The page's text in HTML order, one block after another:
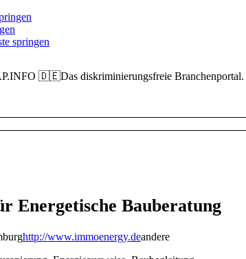
springen
🇩🇪Das diskriminierungsfreie Branchenportal.
Energetische Bauberatung
http://www.immoenergy.deandere